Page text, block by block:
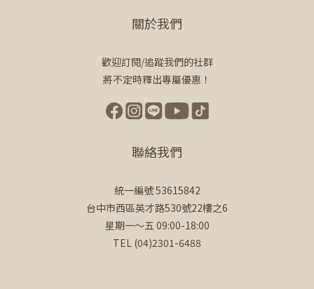
關於我們
歡迎訂閱/追蹤我們的社群
將不定時釋出專屬優惠！
聯絡我們
統一編號 53615842
台中市西區英才路530號22樓之6
星期一～五 09:00-18:00
TEL (04)2301-6488